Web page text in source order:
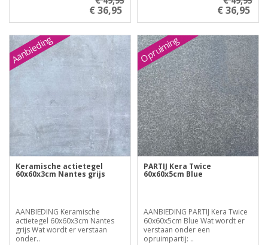
€ 36,95 € 36,95
Aanbieding
Keramische actietegel
60x60x3cm Nantes grijs
AANBIEDING Keramische
actietegel 60x60x3cm Nantes
grijs Wat wordt er verstaan
onder..
Opruiming
PARTIJ Kera Twice
60x60x5cm Blue
AANBIEDING PARTIJ Kera Twice
60x60x5cm Blue Wat wordt er
verstaan onder een
opruimpartij: ..